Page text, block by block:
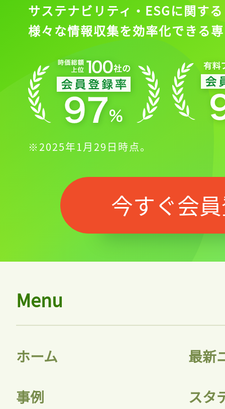
サステナビリティ・ESGに関する
様々な情報収集を効率化できる
※2025年1月29日時点。
今すぐ会
Menu
ホーム 最新
事例 スタ